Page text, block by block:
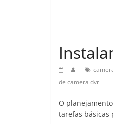
de camera dvr
O
tarefas básicas